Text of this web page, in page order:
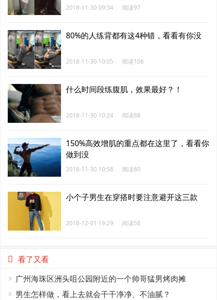
2018-11-30 09:34 阅读97
80%的人练背都有这4种错，看看有你没
2018-11-30 10:05 阅读106
什么时间段练腹肌，效果最好？！
2018-11-30 10:24 阅读88
150%高效增肌的重点都在这里了，看看你
做到没
2018-11-30 10:58 阅读80
小个子男生在穿搭时要注意避开这三款
2018-12-01 19:29 阅读58
看了又看
广州海珠区洲头咀公园附近的一个帅哥猛男烤肉摊
男生怎样做，看上去就会干干净净、不油腻？